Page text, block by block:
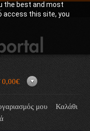
the best and most
access this site, you
0,00€
μου
Καλάθι